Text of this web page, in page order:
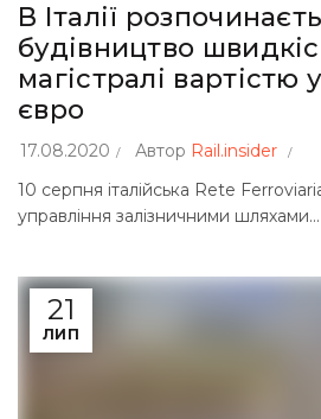
В Італії
будівництво
магістралі вартістю
євро
17.08.2020 Автор Rail.insider
10 серпня італійська Rete
управління залізничними шляхами...
21
ЛИП